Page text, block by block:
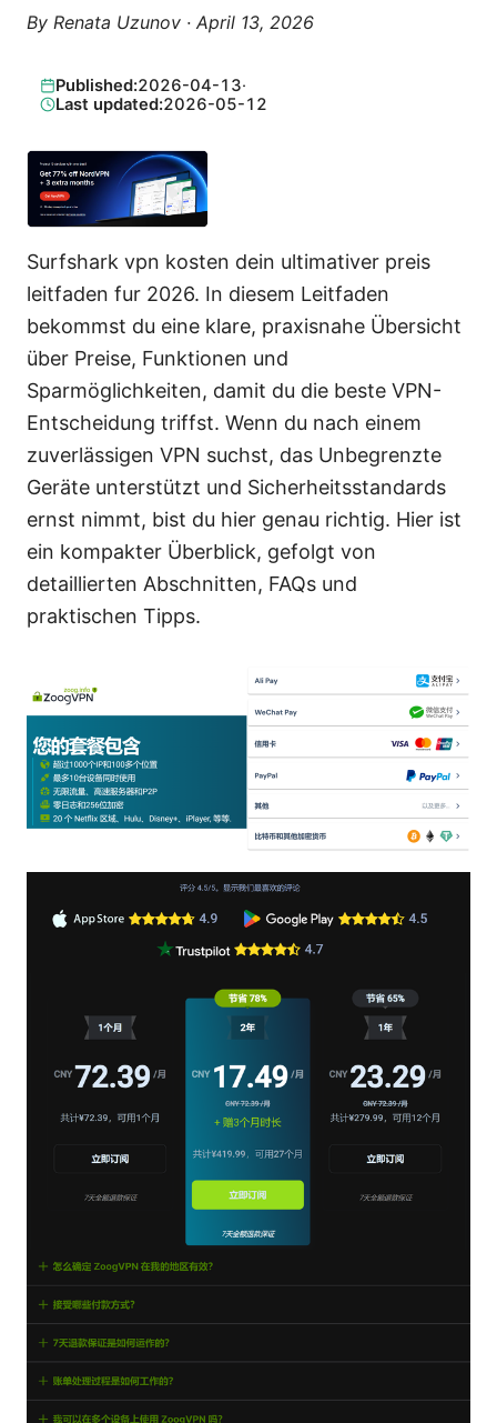
By Renata Uzunov · April 13, 2026
Published:2026-04-13·
Last updated:2026-05-12
Surfshark vpn kosten dein ultimativer preis
leitfaden fur 2026. In diesem Leitfaden
bekommst du eine klare, praxisnahe Übersicht
über Preise, Funktionen und
Sparmöglichkeiten, damit du die beste VPN-
Entscheidung triffst. Wenn du nach einem
zuverlässigen VPN suchst, das Unbegrenzte
Geräte unterstützt und Sicherheitsstandards
ernst nimmt, bist du hier genau richtig. Hier ist
ein kompakter Überblick, gefolgt von
detaillierten Abschnitten, FAQs und
praktischen Tipps.